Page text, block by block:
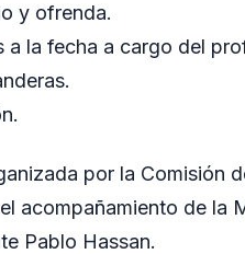
y ofrenda.
a la fecha a cargo del
por la Comisión
acompañamiento de la
Pablo Hassan.